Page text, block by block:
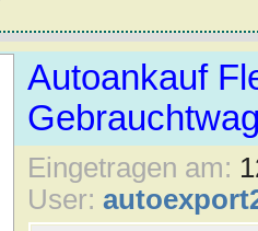
Autoankauf
Eingetragen am:
User: